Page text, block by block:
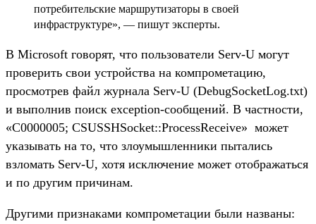
потребительские маршрутизаторы в своей
инфраструктуре», — пишут эксперты.
В Microsoft говорят, что пользователи Serv-U могут
проверить свои устройства на компрометацию,
просмотрев файл журнала Serv-U (DebugSocketLog.txt)
и выполнив поиск exception-сообщений. В частности,
«C0000005; CSUSSHSocket::ProcessReceive» может
указывать на то, что злоумышленники пытались
взломать Serv-U, хотя исключение может отображаться
и по другим причинам.
Другими признаками компрометации были названы: